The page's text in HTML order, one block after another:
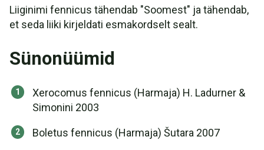
Liiginimi fennicus tähendab "Soomest" ja tähendab,
et seda liiki kirjeldati esmakordselt sealt.
Sünonüümid
Xerocomus fennicus (Harmaja) H. Ladurner &
Simonini 2003
Boletus fennicus (Harmaja) Šutara 2007